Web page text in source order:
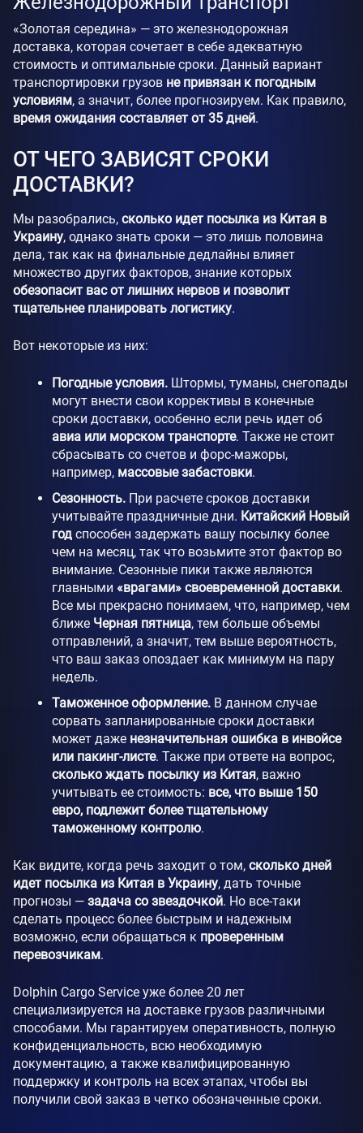
«Золотая середина» — это железнодорожная
доставка, которая сочетает в себе адекватную
стоимость и оптимальные сроки. Данный вариант
транспортировки грузов не привязан к погодным
условиям, а значит, более прогнозируем. Как правило,
время ожидания составляет от 35 дней.
ОТ ЧЕГО ЗАВИСЯТ СРОКИ
ДОСТАВКИ?
Мы разобрались, сколько идет посылка из Китая в
Украину, однако знать сроки — это лишь половина
дела, так как на финальные дедлайны влияет
множество других факторов, знание которых
обезопасит вас от лишних нервов и позволит
тщательнее планировать логистику.
Вот некоторые из них:
Погодные условия. Штормы, туманы, снегопады
могут внести свои коррективы в конечные
сроки доставки, особенно если речь идет об
авиа или морском транспорте. Также не стоит
сбрасывать со счетов и форс-мажоры,
например, массовые забастовки.
Сезонность. При расчете сроков доставки
учитывайте праздничные дни. Китайский Новый
год способен задержать вашу посылку более
чем на месяц, так что возьмите этот фактор во
внимание. Сезонные пики также являются
главными «врагами» своевременной доставки.
Все мы прекрасно понимаем, что, например, чем
ближе Черная пятница, тем больше объемы
отправлений, а значит, тем выше вероятность,
что ваш заказ опоздает как минимум на пару
недель.
Таможенное оформление. В данном случае
сорвать запланированные сроки доставки
может даже незначительная ошибка в инвойсе
или пакинг-листе. Также при ответе на вопрос,
сколько ждать посылку из Китая, важно
учитывать ее стоимость: все, что выше 150
евро, подлежит более тщательному
таможенному контролю.
Как видите, когда речь заходит о том, сколько дней
идет посылка из Китая в Украину, дать точные
прогнозы — задача со звездочкой. Но все-таки
сделать процесс более быстрым и надежным
возможно, если обращаться к проверенным
перевозчикам.
Dolphin Cargo Service уже более 20 лет
специализируется на доставке грузов различными
способами. Мы гарантируем оперативность, полную
конфиденциальность, всю необходимую
документацию, а также квалифицированную
поддержку и контроль на всех этапах, чтобы вы
получили свой заказ в четко обозначенные сроки.